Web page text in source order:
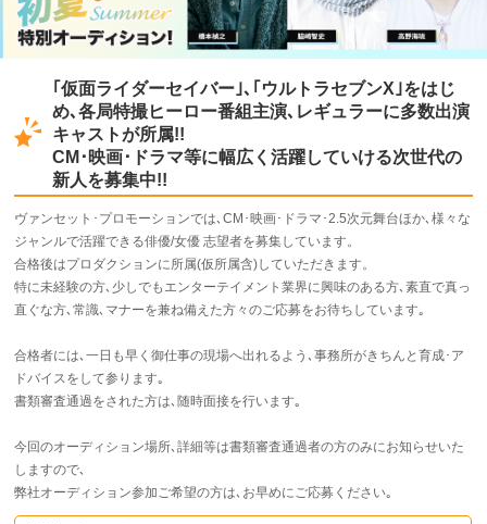
｢仮面ライダーセイバー｣､｢ウルトラセブンX｣をはじ
め､各局特撮ヒーロー番組主演､レギュラーに多数出演
キャストが所属!!
CM･映画･ドラマ等に幅広く活躍していける次世代の
新人を募集中!!
ヴァンセット･プロモーションでは､CM･映画･ドラマ･2.5次元舞台ほか､様々な
ジャンルで活躍できる俳優/女優 志望者を募集しています。
合格後はプロダクションに所属(仮所属含)していただきます。
特に未経験の方､少しでもエンターテイメント業界に興味のある方､素直で真っ
直ぐな方､常識､マナーを兼ね備えた方々のご応募をお待ちしています｡
合格者には､一日も早く御仕事の現場へ出れるよう､事務所がきちんと育成･ア
ドバイスをして参ります｡
書類審査通過をされた方は､随時面接を行います｡
今回のオーディション場所､詳細等は書類審査通過者の方のみにお知らせいた
しますので､
弊社オーディション参加ご希望の方は､お早めにご応募ください｡